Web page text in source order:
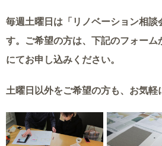
毎週土曜日は「リノベーション相談
す。
ご希望の方は、下記のフォー
にてお申し込みください。
土曜日以外をご希望の方も、お気軽